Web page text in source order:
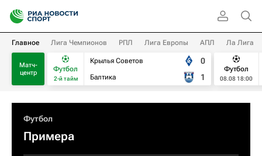
Главное Лига Чемпионов РПЛ Лига Европы АПЛ Ла Лига
Матч-
центр
Футбол
2-й тайм
Крылья Советов
Балтика
0
1
Футбол
08.08 18:00
Футбол
Примера